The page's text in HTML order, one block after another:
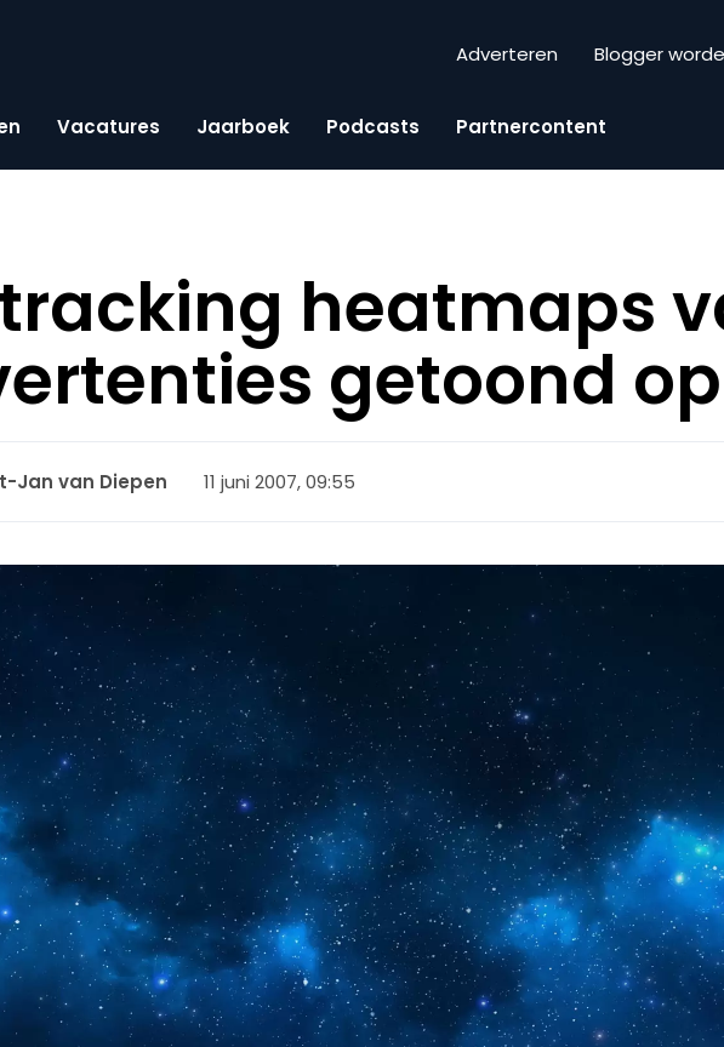
Adverteren Blogger
Vacatures Jaarboek Podcasts Partnercontent
heatmaps
getoond op
Jan van Diepen 11 juni 2007, 09:55